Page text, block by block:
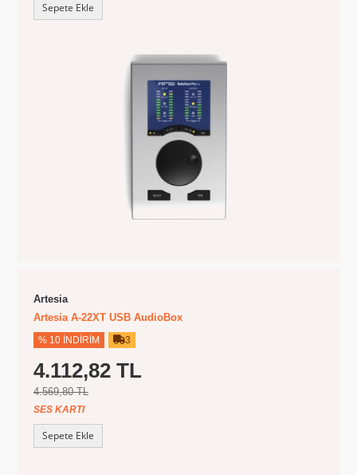
Sepete Ekle
Artesia
Artesia A-22XT USB AudioBox
% 10 İNDIRIM 3
4.112,82 TL
4.569,80 TL
SES KARTI
Sepete Ekle